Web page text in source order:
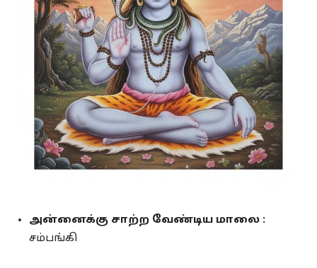
அன்னைக்கு சாற்ற வேண்டிய மாலை :
சம்பங்கி